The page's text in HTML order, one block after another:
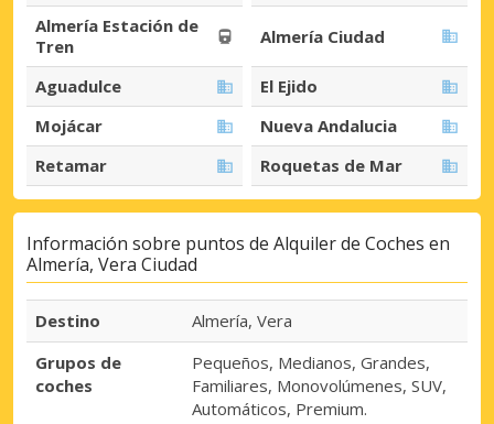
Almería Estación de
Tren
Almería Ciudad
Aguadulce
El Ejido
Mojácar
Nueva Andalucia
Retamar
Roquetas de Mar
Información sobre puntos de Alquiler de Coches en
Almería, Vera Ciudad
Destino
Almería, Vera
Grupos de
coches
Pequeños, Medianos, Grandes,
Familiares, Monovolúmenes, SUV,
Automáticos, Premium.